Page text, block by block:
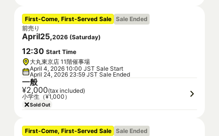
First-Come, First-Served Sale Sale Ended
前売り
April25,2026 (Saturday)
12:30 Start Time
大丸東京店 11階催事場
April 4, 2026 10:00 JST Sale Start
April 24, 2026 23:59 JST Sale Ended
一般
¥2,000(tax included)
小学生（¥1,000）
Sold Out
First-Come, First-Served Sale Sale Ended